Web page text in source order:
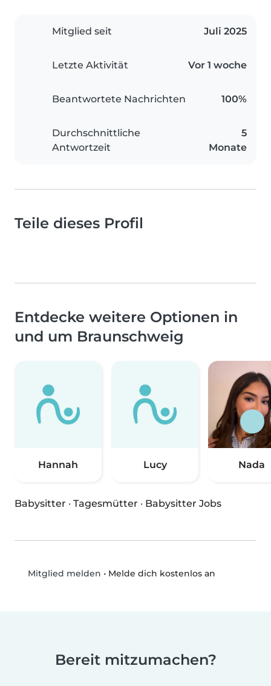
Mitglied seit Juli 2025
Letzte Aktivität Vor 1 woche
Beantwortete Nachrichten 100%
Durchschnittliche
Antwortzeit
5
Monate
Teile dieses Profil
Entdecke weitere Optionen in
und um Braunschweig
Hannah Lucy Nada
Babysitter · Tagesmütter · Babysitter Jobs
Mitglied melden • Melde dich kostenlos an
Bereit mitzumachen?